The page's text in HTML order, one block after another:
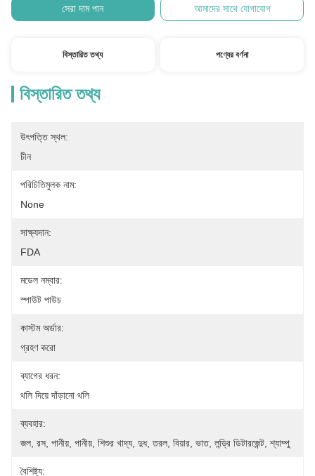
সেরা দাম পান আমাদের সাথে যোগাযোগ
বিস্তারিত তথ্য পণ্যের বর্ণনা
বিস্তারিত তথ্য
উৎপত্তি স্থল:
চীন
পরিচিতিমুলক নাম:
None
সাক্ষ্যদান:
FDA
মডেল নম্বার:
স্পাউট পাউচ
কাস্টম অর্ডার:
গ্রহণ করো
ব্যাগের ধরন:
থলি দিয়ে দাঁড়ানো থলি
ব্যবহার:
জল, রস, পানীয়, পানীয়, শিশুর খাদ্য, দুধ, তরল, বিয়ার, ভাত, লন্ড্রি ডিটারজেন্ট, শ্যাম্পু
বৈশিষ্ট্য: